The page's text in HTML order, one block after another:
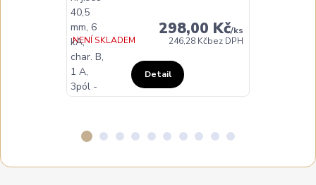
298,00 Kč/ks
246,28 Kčbez DPH
NENÍ SKLADEM
Detail